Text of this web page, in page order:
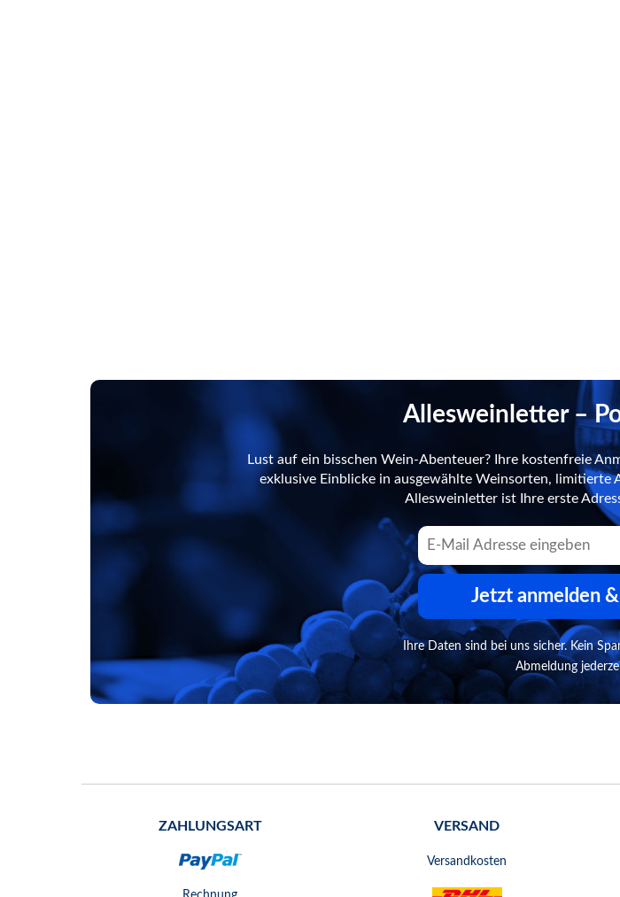
Allesweinletter –
Lust auf ein bisschen Wein-Abenteuer? Ihre kostenfreie
exklusive Einblicke in ausgewählte Weinsorten, limitierte
Allesweinletter ist Ihre erste
Jetzt anmelden
Ihre Daten sind bei uns sicher. Kein
Abmeldung
ZAHLUNGSART VERSAND
Versandkosten